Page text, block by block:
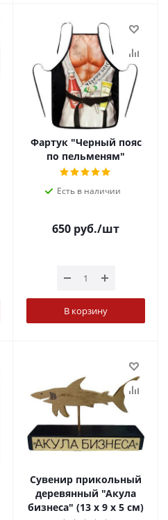
Фартук "Черный пояс
по пельменям"
Есть в наличии
650 руб./шт
В корзину
Сувенир прикольный
деревянный "Акула
бизнеса" (13 х 9 х 5 см)